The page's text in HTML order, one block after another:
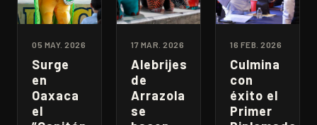
05 MAY. 2026
Surge
en
Oaxaca
el
17 MAR. 2026
Alebrijes
de
Arrazola
se
16 FEB. 2026
Culmina
con
éxito el
Primer